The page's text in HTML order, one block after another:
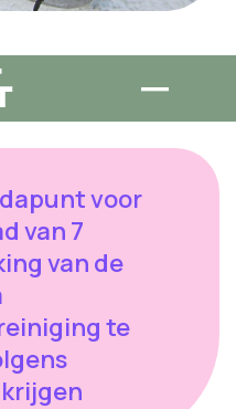
voor
van 7
van de
te